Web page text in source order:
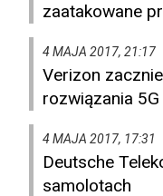
zaatakowane
4 MAJA 2017, 21:17
Verizon
rozwiązania 5G
4 MAJA 2017, 17:31
Deutsche
samolotach